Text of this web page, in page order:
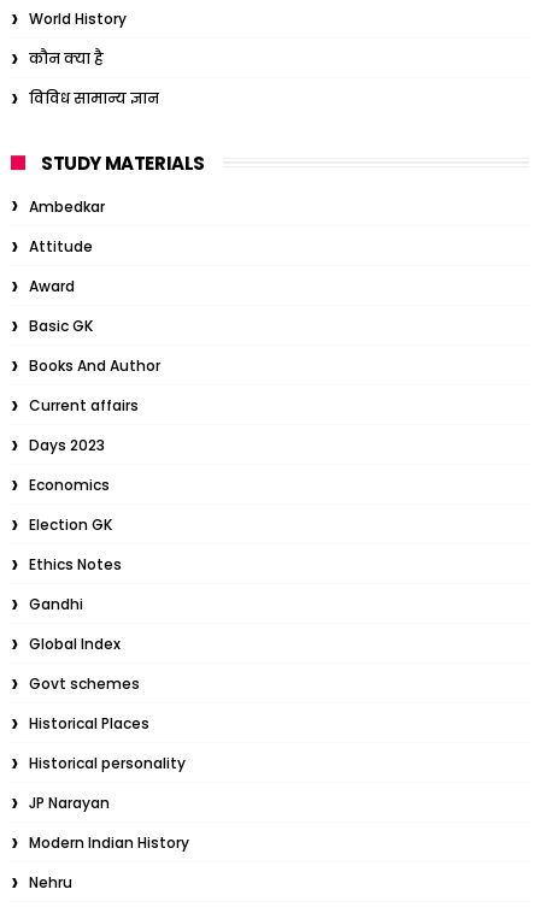
World History
कौन क्या है
विविध सामान्य ज्ञान
STUDY MATERIALS
Ambedkar
Attitude
Award
Basic GK
Books And Author
Current affairs
Days 2023
Economics
Election GK
Ethics Notes
Gandhi
Global Index
Govt schemes
Historical Places
Historical personality
JP Narayan
Modern Indian History
Nehru